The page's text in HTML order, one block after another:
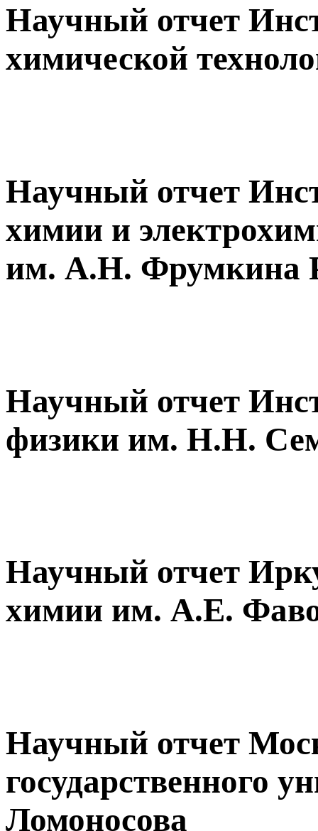
Научный отчет
химической
Научный отчет
химии и
им. А.Н. Фрумкина
Научный отчет
физики им. Н.Н.
Научный отчет
химии им. А.Е.
Научный отчет
государственного
Ломоносова